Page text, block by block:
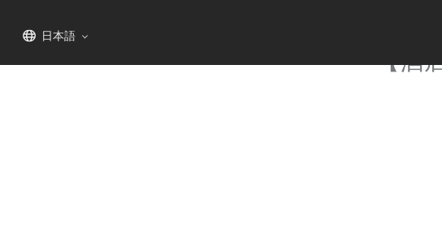
日本語
【酒